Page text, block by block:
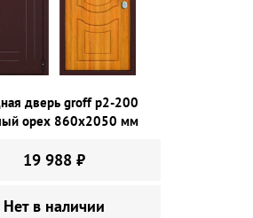
дверь groff p2-200
орех 860х2050 мм
19 988 ₽
Нет в наличии